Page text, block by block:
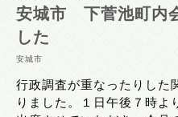
安城市 下菅池町内
した
安城市
行政調査が重なったりした
りました。１日午後７時よ